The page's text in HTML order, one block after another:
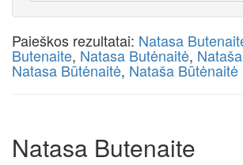
Paieškos rezultatai: Natasa
Butenaite, Natasa Butėnaitė,
Natasa Būtėnaitė, Nataša Būtėnaitė
Natasa Butenaite